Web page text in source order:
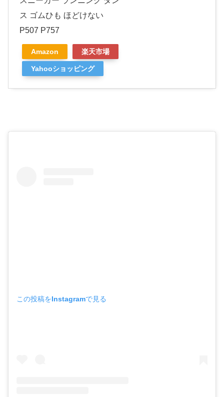
ス ゴムひも ほどけない
P507 P757
Amazon 楽天市場
Yahooショッピング
この投稿をInstagramで見る